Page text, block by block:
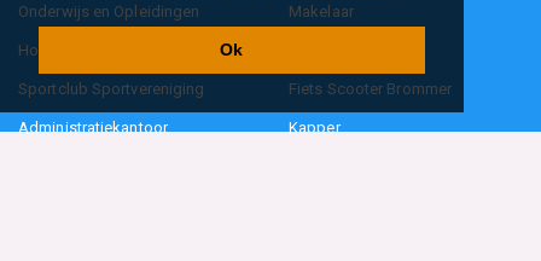
Ok
Onderwijs en Opleidingen Makelaar
Hovenier
Sportclub Sportvereniging Fiets Scooter Brommer
Administratiekantoor Kapper